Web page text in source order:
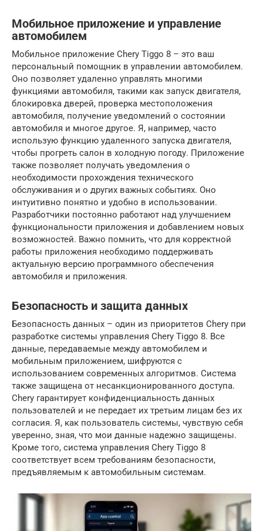
Мобильное приложение и управление
автомобилем
Мобильное приложение Chery Tiggo 8 – это ваш
персональный помощник в управлении автомобилем.
Оно позволяет удаленно управлять многими
функциями автомобиля, такими как запуск двигателя,
блокировка дверей, проверка местоположения
автомобиля, получение уведомлений о состоянии
автомобиля и многое другое. Я, например, часто
использую функцию удаленного запуска двигателя,
чтобы прогреть салон в холодную погоду. Приложение
также позволяет получать уведомления о
необходимости прохождения технического
обслуживания и о других важных событиях. Оно
интуитивно понятно и удобно в использовании.
Разработчики постоянно работают над улучшением
функциональности приложения и добавлением новых
возможностей. Важно помнить, что для корректной
работы приложения необходимо поддерживать
актуальную версию программного обеспечения
автомобиля и приложения.
Безопасность и защита данных
Безопасность данных – один из приоритетов Chery при
разработке системы управления Chery Tiggo 8. Все
данные, передаваемые между автомобилем и
мобильным приложением, шифруются с
использованием современных алгоритмов. Система
также защищена от несанкционированного доступа.
Chery гарантирует конфиденциальность данных
пользователей и не передает их третьим лицам без их
согласия. Я, как пользователь системы, чувствую себя
уверенно, зная, что мои данные надежно защищены.
Кроме того, система управления Chery Tiggo 8
соответствует всем требованиям безопасности,
предъявляемым к автомобильным системам.